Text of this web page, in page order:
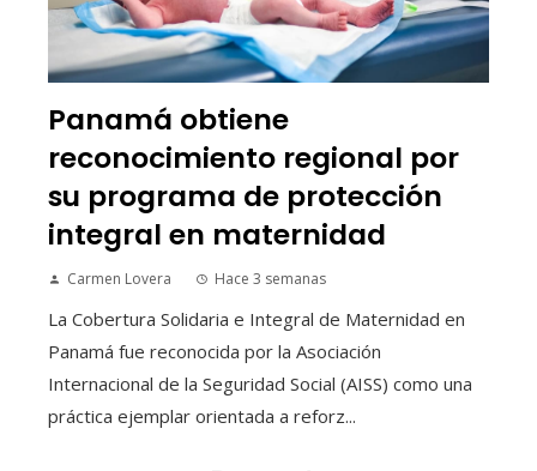
Panamá obtiene
reconocimiento regional por
su programa de protección
integral en maternidad
Carmen Lovera Hace 3 semanas
La Cobertura Solidaria e Integral de Maternidad en
Panamá fue reconocida por la Asociación
Internacional de la Seguridad Social (AISS) como una
práctica ejemplar orientada a reforz...